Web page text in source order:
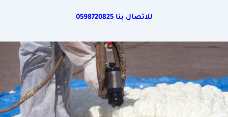
للاتصال بنا0598720825